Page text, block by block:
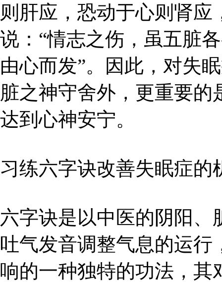
则肝应，恐动于心则肾应
说：“情志之伤，虽五脏
由心而发”。因此，对失
脏之神守舍外，更重要
达到心神安宁。
习练六字诀改善失眠症的
六字诀是以中医的阴阳
吐气发音调整气息的运
响的一种独特的功法，其